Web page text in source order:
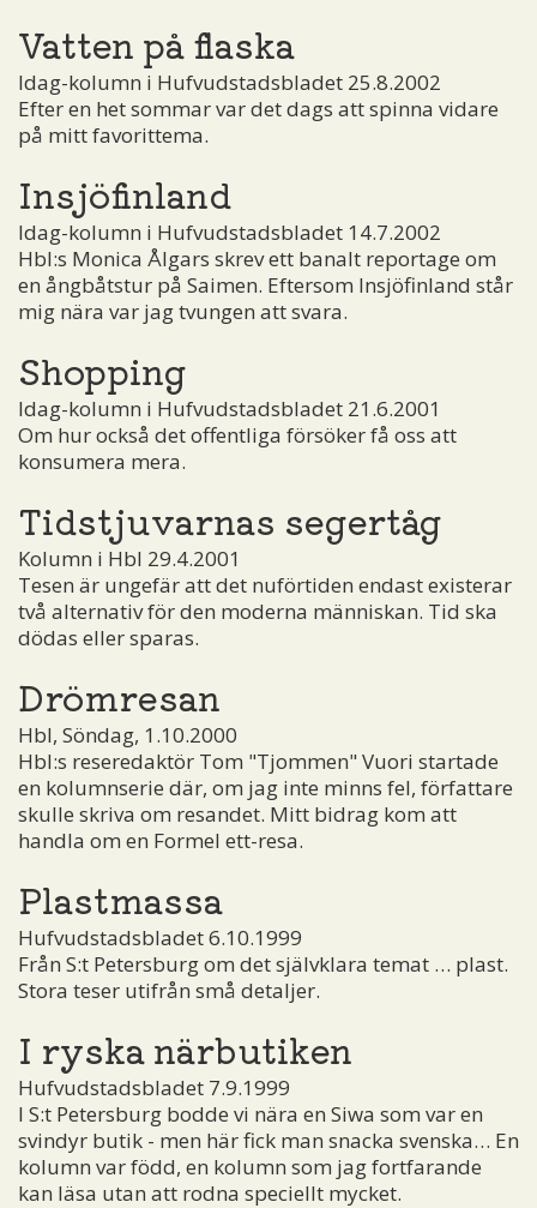
Vatten på flaska
Idag-kolumn i Hufvudstadsbladet 25.8.2002
Efter en het sommar var det dags att spinna vidare
på mitt favorittema.
Insjöfinland
Idag-kolumn i Hufvudstadsbladet 14.7.2002
Hbl:s Monica Ålgars skrev ett banalt reportage om
en ångbåtstur på Saimen. Eftersom Insjöfinland står
mig nära var jag tvungen att svara.
Shopping
Idag-kolumn i Hufvudstadsbladet 21.6.2001
Om hur också det offentliga försöker få oss att
konsumera mera.
Tidstjuvarnas segertåg
Kolumn i Hbl 29.4.2001
Tesen är ungefär att det nuförtiden endast existerar
två alternativ för den moderna människan. Tid ska
dödas eller sparas.
Drömresan
Hbl, Söndag, 1.10.2000
Hbl:s reseredaktör Tom "Tjommen" Vuori startade
en kolumnserie där, om jag inte minns fel, författare
skulle skriva om resandet. Mitt bidrag kom att
handla om en Formel ett-resa.
Plastmassa
Hufvudstadsbladet 6.10.1999
Från S:t Petersburg om det självklara temat … plast.
Stora teser utifrån små detaljer.
I ryska närbutiken
Hufvudstadsbladet 7.9.1999
I S:t Petersburg bodde vi nära en Siwa som var en
svindyr butik - men här fick man snacka svenska… En
kolumn var född, en kolumn som jag fortfarande
kan läsa utan att rodna speciellt mycket.